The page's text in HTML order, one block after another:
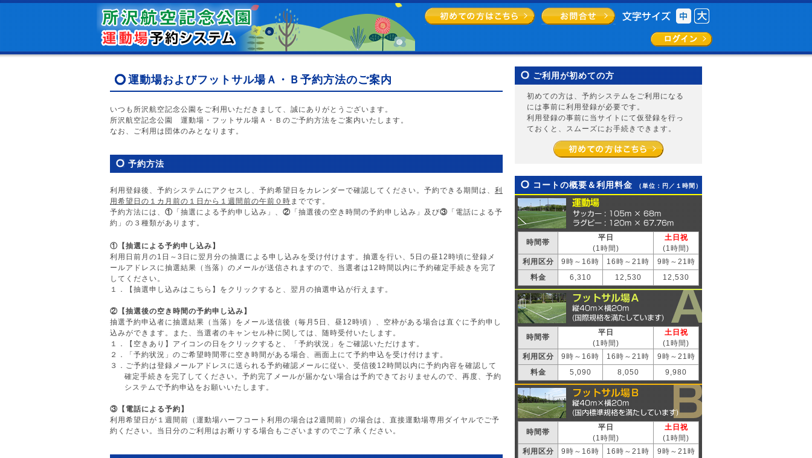
運動場およびフットサル場Ａ・Ｂ予約方法のご案内
いつも所沢航空記念公園をご利用いただきまして、誠にありがとうございます。
所沢航空記念公園 運動場・フットサル場Ａ・Ｂのご予約方法をご案内いたします。
なお、ご利用は団体のみとなります。
予約方法
利用登録後、予約システムにアクセスし、予約希望日をカレンダーで確認してください。予約できる期間は、 利
用希望日の１カ月前の１日から１週間前の午前０時 までです。
予約方法には、 ① 「抽選による予約申し込み」、 ② 「抽選後の空き時間の予約申し込み」及び③ 「電話による予
約」の３種類があります。
①【抽選による予約申し込み】
利用日前月の1日～3日に翌月分の抽選による申し込みを受け付けます。抽選を行い、5日の昼12時頃に登録メ
ールアドレスに抽選結果（当落）のメールが送信されますので、当選者は12時間以内に予約確定手続きを完了
してください。
１．【抽選申し込みはこちら】をクリックすると、翌月の抽選申込が行えます。
②【抽選後の空き時間の予約申し込み】
抽選予約申込者に抽選結果（当落）をメール送信後（毎月5日、昼12時頃）、空枠がある場合は直ぐに予約申し
込みができます。また、当選者のキャンセル枠に関しては、随時受付いたします。
１．【空きあり】アイコンの日をクリックすると、「予約状況」をご確認いただけます。
２．「予約状況」のご希望時間帯に空き時間がある場合、画面上にて予約申込を受け付けます。
３．ご予約は登録メールアドレスに送られる予約確認メールに従い、受信後12時間以内に予約内容を確認して
確定手続きを完了してください。予約完了メールが届かない場合は予約できておりませんので、再度、予約
システムで予約申込をお願いいたします。
③【電話による予約】
利用希望日が１週間前（運動場ハーフコート利用の場合は2週間前）の場合は、直接運動場専用ダイヤルでご予
約ください。当日分のご利用はお断りする場合もございますのでご了承ください。
ご利用が初めての方
初めての方は、予約システムをご利用になる
には事前に利用登録が必要です。
利用登録の事前に当サイトにて仮登録を行っ
ておくと、スムーズにお手続きできます。
コートの概要＆利用料金 （単位：円／１時間）
時間帯
平日
(1時間)
土日祝
(1時間)
利用区分
9時～16時 16時～21時
9時～21時
料金
6,310 12,530 12,530
時間帯
平日
(1時間)
土日祝
(1時間)
利用区分
9時～16時 16時～21時
9時～21時
料金
5,090 8,050 9,980
時間帯
平日
(1時間)
土日祝
(1時間)
利用区分
9時～16時 16時～21時
9時～21時